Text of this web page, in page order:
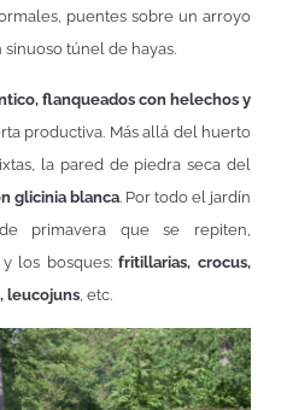
puentes sobre un arroyo
túnel de hayas.
flanqueados con helechos y
productiva. Más allá del huerto
la pared de piedra seca del
glicinia blanca. Por todo el jardín
primavera que se repiten,
y los bosques:fritillarias, crocus,
leucojuns , etc.